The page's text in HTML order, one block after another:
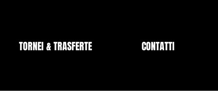
TORNEI & TRASFERTE CONTATTI